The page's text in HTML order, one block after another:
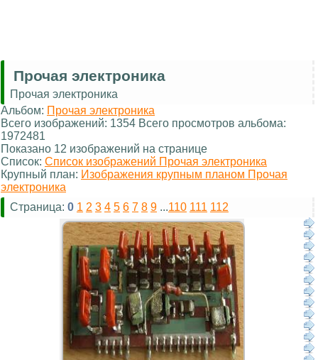
Прочая электроника
Прочая электроника
Альбом: Прочая электроника
Всего изображений: 1354 Всего просмотров альбома:
1972481
Показано 12 изображений на странице
Список: Список изображений Прочая электроника
Крупный план: Изображения крупным планом Прочая
электроника
Страница: 0 1 2 3 4 5 6 7 8 9 ...110 111 112